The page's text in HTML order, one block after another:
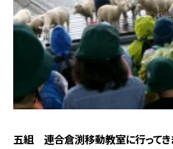
五組 連合倉渕移動教室に行ってき